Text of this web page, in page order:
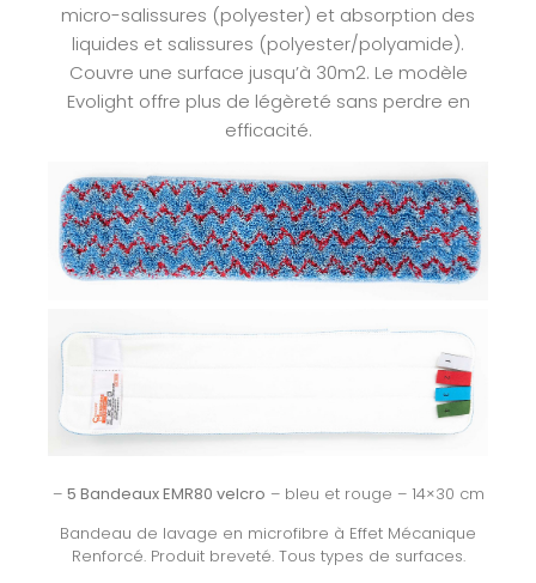
micro-salissures (polyester) et absorption des
liquides et salissures (polyester/polyamide).
Couvre une surface jusqu’à 30m2. Le modèle
Evolight offre plus de légèreté sans perdre en
efficacité.
– 5 Bandeaux EMR80 velcro – bleu et rouge – 14×30 cm
Bandeau de lavage en microfibre à Effet Mécanique
Renforcé. Produit breveté. Tous types de surfaces.